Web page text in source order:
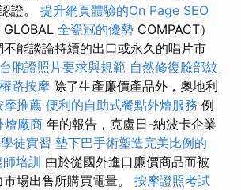
證。 提升網頁體驗的On Page SEO
GLOBAL 全瓷冠的優勢 COMPACT）
能談論持續的出口或永久的唱片市
台胞證照片要求與規範 自然修復臉部紋
路按摩 除了生產廉價產品外，奧地利
摩推薦 便利的自助式餐點外燴服務 例
燴廠商 年的報告，克盧日-納波卡企業
徒實習 墊下巴手術塑造完美比例的
培訓 由於從國外進口廉價商品而被
場出售所購買電量。 按摩證照考試